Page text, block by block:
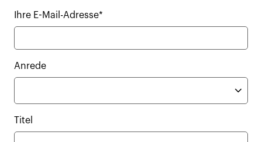
Ihre E-Mail-Adresse*
Anrede
Titel